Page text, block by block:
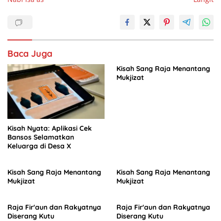
o
k
p
Baca Juga
Kisah Nyata: Aplikasi Cek
Bansos Selamatkan
Keluarga di Desa X
Kisah Sang Raja Menantang
Mukjizat
Kisah Sang Raja Menantang
Mukjizat
Kisah Sang Raja Menantang
Mukjizat
Raja Fir'aun dan Rakyatnya
Diserang Kutu
Raja Fir'aun dan Rakyatnya
Diserang Kutu